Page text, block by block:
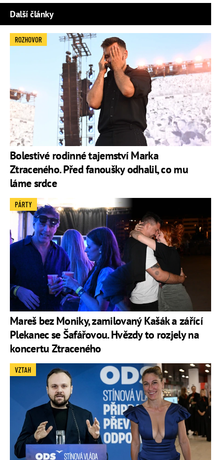
Další články
Bolestivé rodinné tajemství Marka
Ztraceného. Před fanoušky odhalil, co mu
láme srdce
ROZHOVOR
Mareš bez Moniky, zamilovaný Kašák a zářící
Plekanec se Šafářovou. Hvězdy to rozjely na
koncertu Ztraceného
PÁRTY
VZTAH